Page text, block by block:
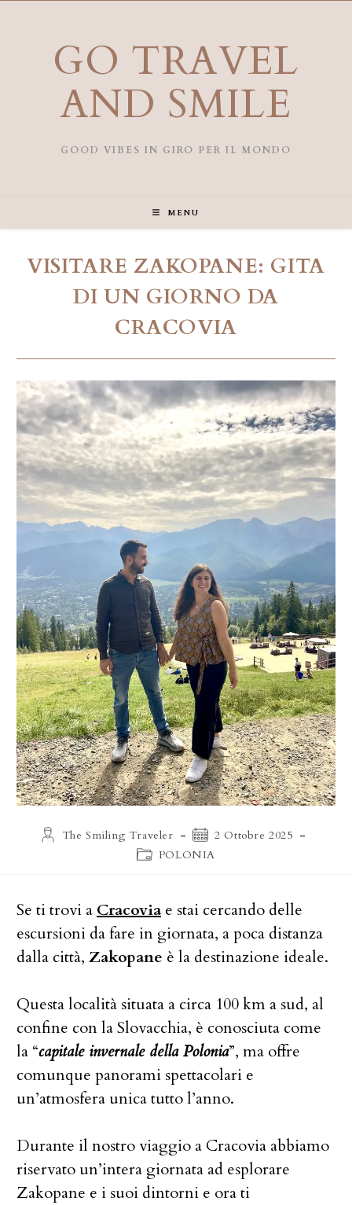
GO TRAVEL
AND SMILE
GOOD VIBES IN GIRO PER IL MONDO
MENU
VISITARE ZAKOPANE: GITA
DI UN GIORNO DA
CRACOVIA
AutoreThe Smiling Traveler
Articolo
pubblicato:
2 Ottobre 2025
Categoria
POLONIA
Se ti trovi a Cracovia e stai cercando delle
escursioni da fare in giornata, a poca distanza
dalla città, Zakopane è la destinazione ideale.
Questa località situata a circa 100 km a sud, al
confine con la Slovacchia, è conosciuta come
la “capitale invernale della Polonia”, ma offre
comunque panorami spettacolari e
un’atmosfera unica tutto l’anno.
Durante il nostro viaggio a Cracovia abbiamo
riservato un’intera giornata ad esplorare
Zakopane e i suoi dintorni e ora ti